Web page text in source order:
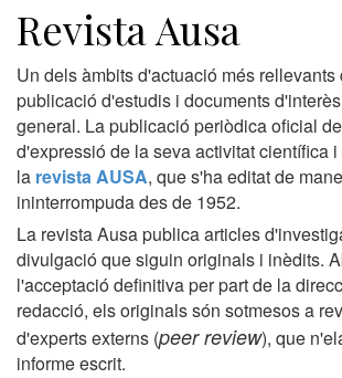
Revista Ausa
Un dels àmbits d'actuació més
publicació d'estudis i documents
general. La publicació periòdica oficial
d'expressió de la seva activitat científica
la revista AUSA, que s'ha editat de
ininterrompuda des de 1952.
La revista Ausa publica articles
divulgació que siguin originals i inèdits.
l'acceptació definitiva per part de la
redacció, els originals són sotmesos a
d'experts externs (peer review), que
informe escrit.